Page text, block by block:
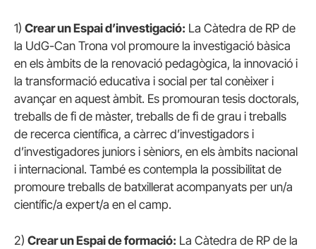
1) Crear un Espai d’investigació: La Càtedra de RP de
la UdG-Can Trona vol promoure la investigació bàsica
en els àmbits de la renovació pedagògica, la innovació i
la transformació educativa i social per tal conèixer i
avançar en aquest àmbit. Es promouran tesis doctorals,
treballs de fi de màster, treballs de fi de grau i treballs
de recerca científica, a càrrec d’investigadors i
d’investigadores juniors i sèniors, en els àmbits nacional
i internacional. També es contempla la possibilitat de
promoure treballs de batxillerat acompanyats per un/a
científic/a expert/a en el camp.
2) Crear un Espai de formació: La Càtedra de RP de la